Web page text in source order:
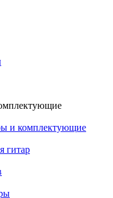
и комплектующие
гитар